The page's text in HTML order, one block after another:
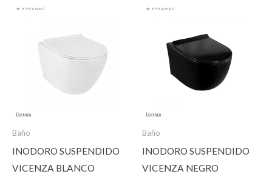
Baño
INODORO SUSPENDIDO
VICENZA BLANCO
Baño
INODORO SUSPENDIDO
VICENZA NEGRO